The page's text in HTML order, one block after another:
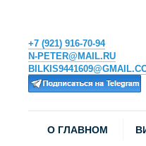
+7 (921) 916-70-94
N-PETER@MAIL.RU
О ГЛАВНОМ